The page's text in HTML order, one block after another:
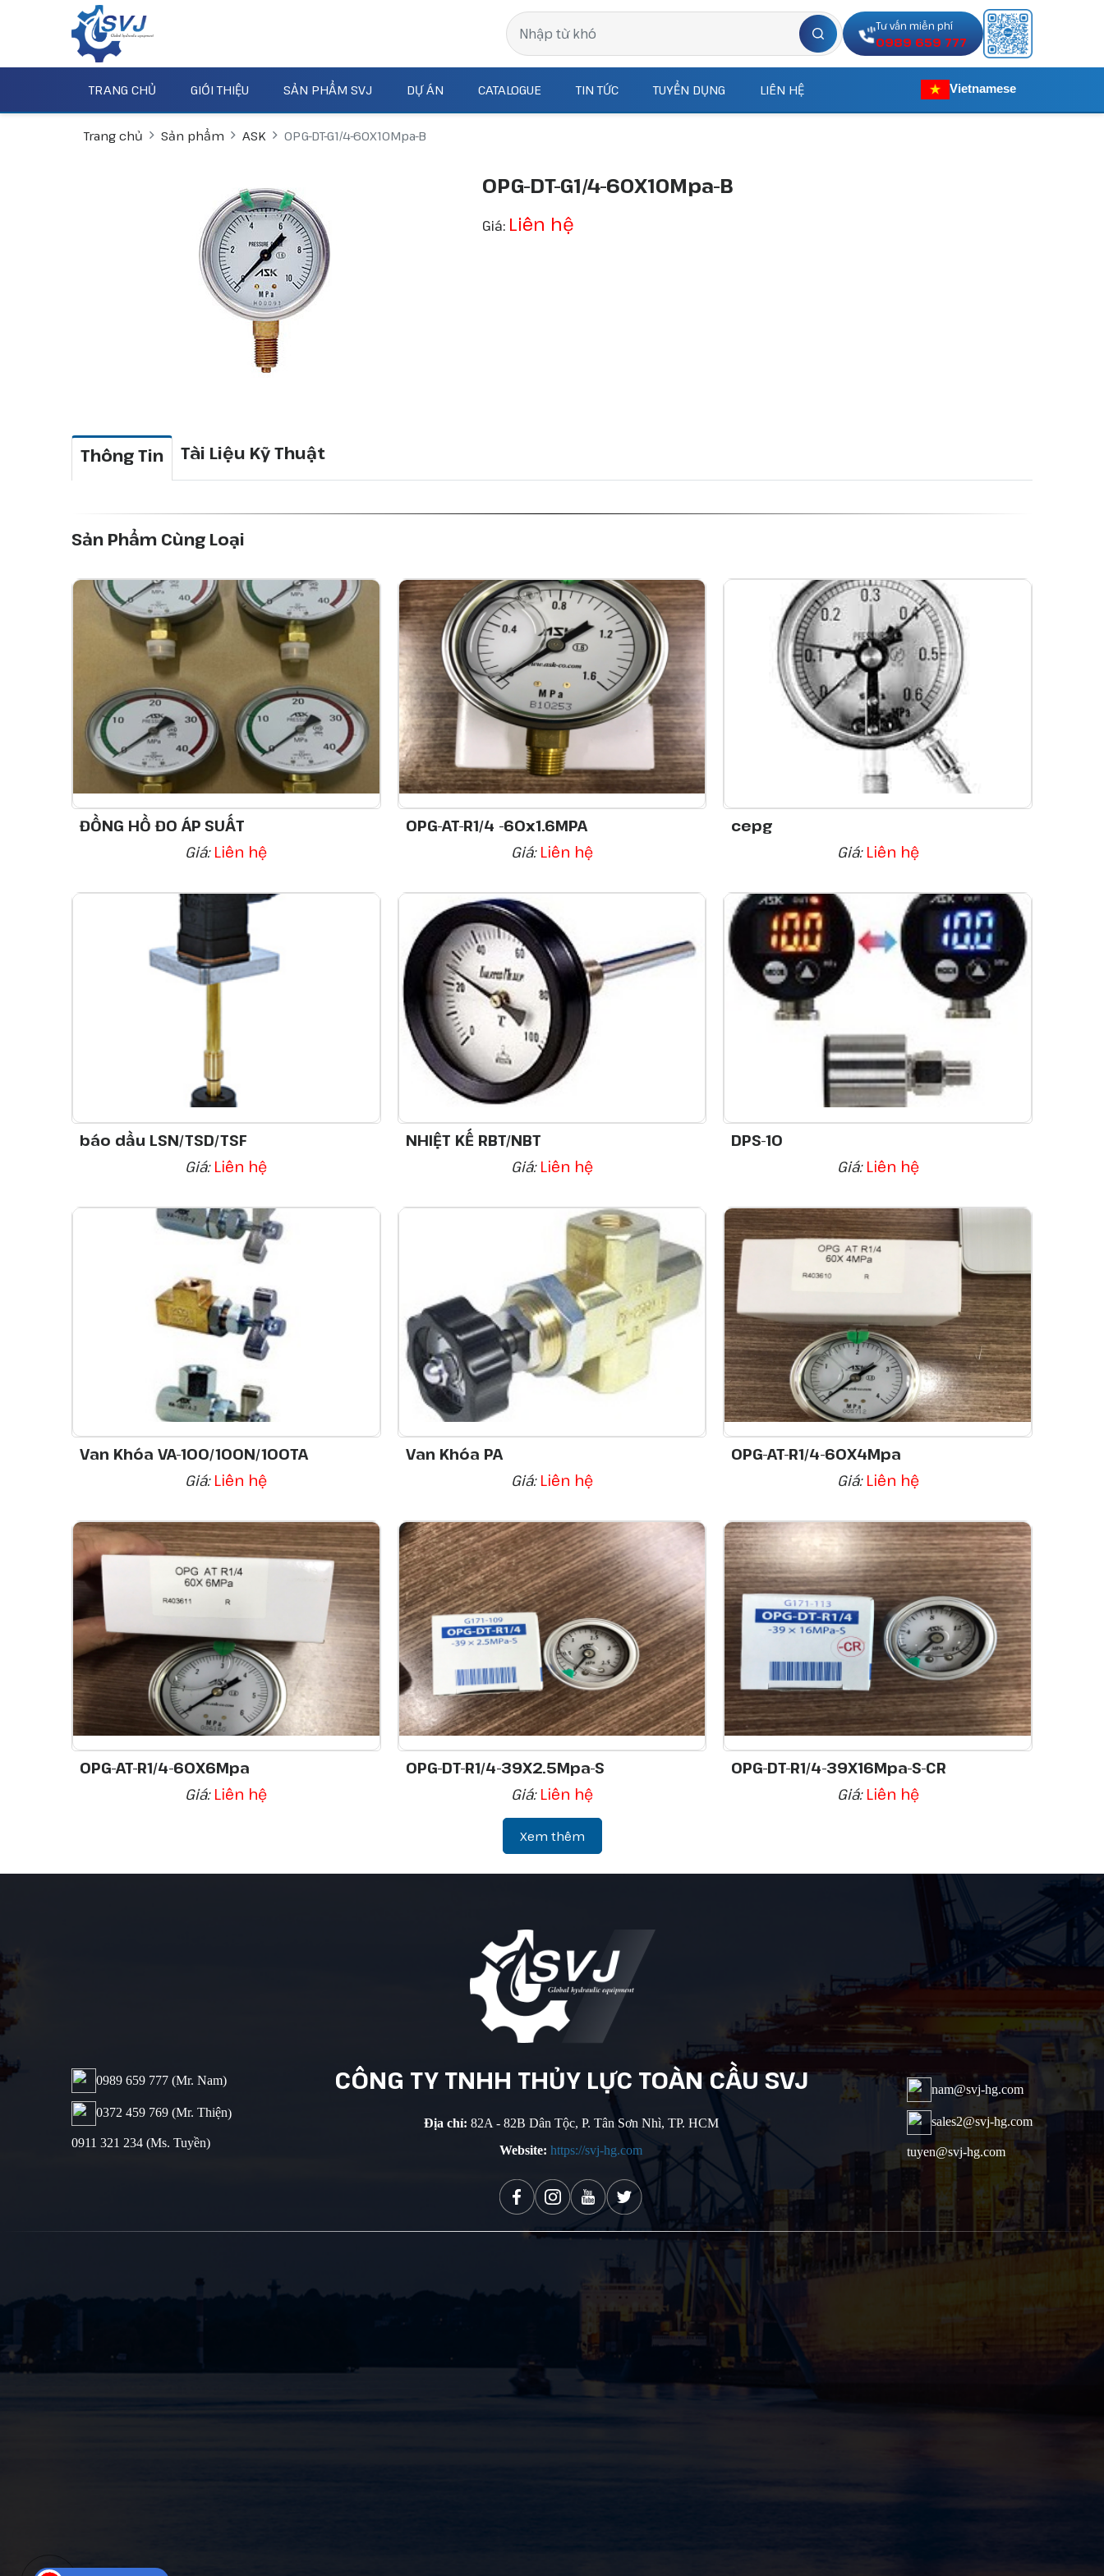
Tư vấn miễn phí
0989 659 777
TRANG CHỦ GIỚI THIỆU SẢN PHẨM SVJ DỰ ÁN CATALOGUE TIN TỨC TUYỂN DỤNG LIÊN HỆ Vietnamese
Trang chủ Sản phẩm ASK OPG-DT-G1/4-60X10Mpa-B
OPG-DT-G1/4-60X10Mpa-B
Giá: Liên hệ
Thông Tin Tài Liệu Kỹ Thuật
Sản Phẩm Cùng Loại
ĐỒNG HỒ ĐO ÁP SUẤT
Giá: Liên hệ
OPG-AT-R1/4 -60x1.6MPA
Giá: Liên hệ
cepg
Giá: Liên hệ
báo dầu LSN/TSD/TSF
Giá: Liên hệ
NHIỆT KẾ RBT/NBT
Giá: Liên hệ
DPS-10
Giá: Liên hệ
Van Khóa VA-100/100N/100TA
Giá: Liên hệ
Van Khóa PA
Giá: Liên hệ
OPG-AT-R1/4-60X4Mpa
Giá: Liên hệ
OPG-AT-R1/4-60X6Mpa
Giá: Liên hệ
OPG-DT-R1/4-39X2.5Mpa-S
Giá: Liên hệ
OPG-DT-R1/4-39X16Mpa-S-CR
Giá: Liên hệ
Xem thêm
0989 659 777​ (Mr. Nam)
0372 459 769 (Mr. Thiện)
0911 321 234 (Ms. Tuyền)
CÔNG TY TNHH THỦY LỰC TOÀN CẦU SVJ
Địa chỉ: 82A - 82B Dân Tộc, P. Tân Sơn Nhì, TP. HCM
Website: https://svj-hg.com
nam@svj-hg.com
sales2@svj-hg.com
tuyen@svj-hg.com